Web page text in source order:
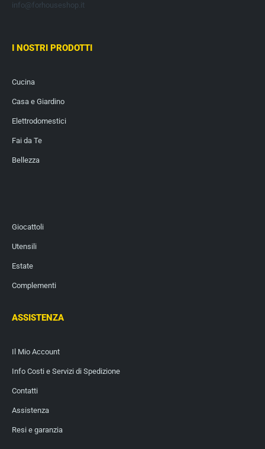
info@forhouseshop.it
I NOSTRI PRODOTTI
Cucina
Casa e Giardino
Elettrodomestici
Fai da Te
Bellezza
Giocattoli
Utensili
Estate
Complementi
ASSISTENZA
Il Mio Account
Info Costi e Servizi di Spedizione
Contatti
Assistenza
Resi e garanzia